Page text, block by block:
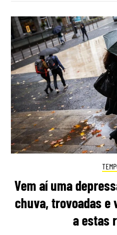
Vem aí uma
chuva, trovoadas
a estas